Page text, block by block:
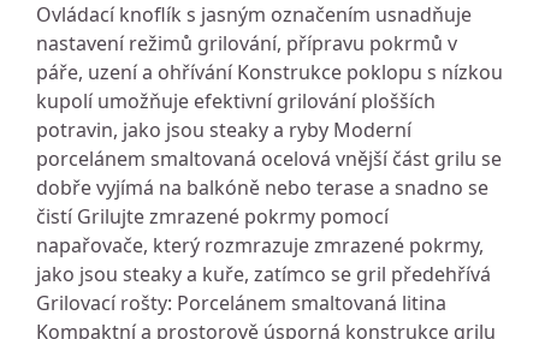
Ovládací knoflík s jasným označením usnadňuje
nastavení režimů grilování, přípravu pokrmů v
páře, uzení a ohřívání Konstrukce poklopu s nízkou
kupolí umožňuje efektivní grilování plošších
potravin, jako jsou steaky a ryby Moderní
porcelánem smaltovaná ocelová vnější část grilu se
dobře vyjímá na balkóně nebo terase a snadno se
čistí Grilujte zmrazené pokrmy pomocí
napařovače, který rozmrazuje zmrazené pokrmy,
jako jsou steaky a kuře, zatímco se gril předehřívá
Grilovací rošty: Porcelánem smaltovaná litina
Kompaktní a prostorově úsporná konstrukce grilu